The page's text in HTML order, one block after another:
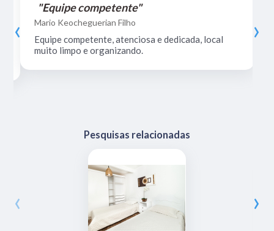
"Equipe competente"
Mario Keocheguerian Filho
Equipe competente, atenciosa e dedicada, local
muito limpo e organizando.
‹ ›
Pesquisas relacionadas
‹ ›